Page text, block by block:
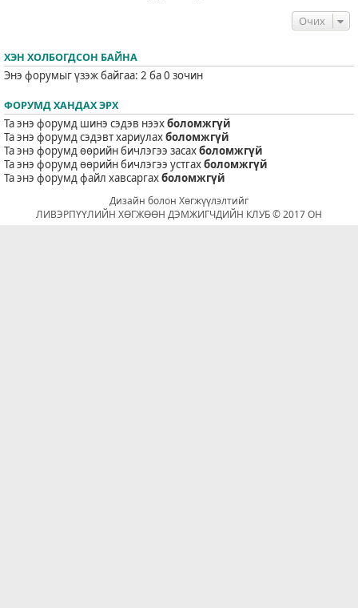
Очих
ХЭН ХОЛБОГДСОН БАЙНА
Энэ форумыг үзэж байгаа: 2 ба 0 зочин
ФОРУМД ХАНДАХ ЭРХ
Та энэ форумд шинэ сэдэв нээхболомжгүй
Та энэ форумд сэдэвт хариулахболомжгүй
Та энэ форумд өөрийн бичлэгээ засахболомжгүй
Та энэ форумд өөрийн бичлэгээ устгахболомжгүй
Та энэ форумд файл хавсаргахболомжгүй
Дизайн болон Хөгжүүлэлтийг
ЛИВЭРПҮҮЛИЙН ХӨГЖӨӨН ДЭМЖИГЧДИЙН КЛУБ © 2017 ОН